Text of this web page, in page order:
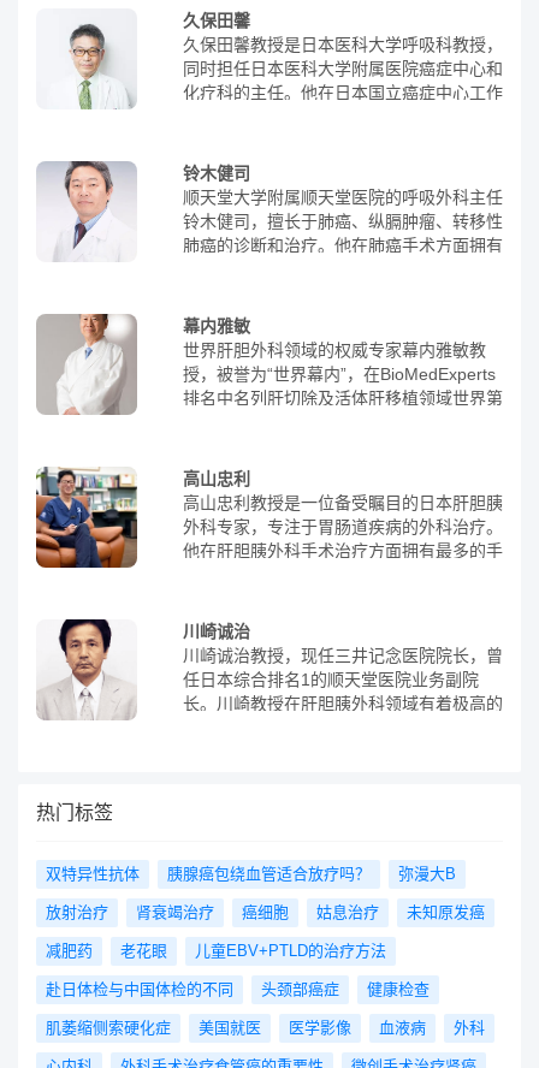
久保田馨
久保田馨教授是日本医科大学呼吸科教授，
同时担任日本医科大学附属医院癌症中心和
化疗科的主任。他在日本国立癌症中心工作
150多例化疗及靶向药物治疗的恶性肿瘤。
他还与北东日本研究机构(NEJ)和东京癌症
化疗研究会(TCOG)等机构合作参加临床试
验，其中包括NEJ01和NEJ02。久保田馨教
究为基础，开发了化疗方法。在肺癌的免疫
治疗方面，久保田馨教授领导组建了针对免
疫检查点抑制剂的“副作用管理团队
(ICMT)”，并编撰了《免疫检查点抑制剂副
久保田馨教授在间质性肺炎合并肺癌的研究
方面领先于日本同行，并率先开展临床试
验，受到同行好评。
铃木健司
顺天堂大学附属顺天堂医院的呼吸外科主任
铃木健司，擅长于肺癌、纵膈肿瘤、转移性
肺癌的诊断和治疗。他在肺癌手术方面拥有
是日本的领军人物。铃木健司教授被《读卖
新闻》评为日本肺癌手术知名大师。经他治
疗的患者五年生存率高达惊人的95%、合并
症发生率为欧美主要机构的1/5左右，这是
术-达芬奇机器人手术方面具有丰富的经
验，是世界达芬奇机器人设备研发团队核心
成员，他和他的团队发明了一种“革命性”微
创手术术式，还因此被邀请去美国讲学。铃
位，只需切除注射荧光染色剂的部分即可，
这种方法几乎不出血，令人惊叹。在顺天堂
医院，使用这种手术几乎不用考虑出血的问
题，而欧美目前还无法达到日本的水平。在
天堂医院只需6天。铃木健司教授所在的顺
天堂大学医学部附属顺天堂医院，是日本肺
癌外科的较高殿堂，也是日本较早引入达芬
奇手术的医院。在铃木教授就任前，该院呼
吸外科每年进行约80例肺癌手术。但在他
的领导下，该科室的手术数量有了显著的提
高。截至2015年，该科室已经完成了330例
手术，总手术件数增加到了540例，排名全
国第三。到了2019年，该院呼吸外科的手
幕内雅敏
世界肝胆外科领域的权威专家幕内雅敏教
授，被誉为“世界幕内”，在BioMedExperts
排名中名列肝切除及活体肝移植领域世界第
肝胆胰外科学会的多项权威奖项，如2010-
2017年度best doctor、2015年IASGO名誉
研究金、2014年日本超声医学会特别学会
奖、日本肝脏学会功劳奖等。NHK电视台
他根据自己近40年的从医经验著作的《幕
内肝脏外科学》被翻译成中文，成为肝胆胰
外科医生必读的书籍之一。
高山忠利
高山忠利教授是一位备受瞩目的日本肝胆胰
外科专家，专注于胃肠道疾病的外科治疗。
他在肝胆胰外科手术治疗方面拥有最多的手
科主任、日本大学医学部教授、日本肝脏学
会理事以及日本外科学会评议员。高山忠利
教授以细致加革新的态度领导着肝胆胰癌症
的外科治疗团队。他开发了“高山术式”，这
病院・朝日新聞》报道，2011年高山教授
在肝、胆、胰腺癌手术方面排名全国第一。
以“细致与创新，不断追求最佳的手术”为座
右铭的高山忠利教授在肝胆胰外科领域获得
了多项权威奖项，包括2001年第五届日本
肝病学会奖(织田奖)、2001年东京医学会医
学研究奖、2016年第六届日本胃肠病外科
奖(手术奖)、GB Ong’s Award・Asian
Surgical Association等。此外，高山教授还
川崎诚治
川崎诚治教授，现任三井记念医院院长，曾
任日本综合排名1的顺天堂医院业务副院
长。川崎教授在肝胆胰外科领域有着极高的
人的93%!远超日本的平均水平(据2016年末
统计，日本接受肝移植累积生存率为：死体
(脑死)肝移植生存率：5年82%;活体肝移植
生存率：5年78%)。另外，肝癌、胆管癌、
胰腺癌因恶性程度高、预后差，其发病率和
死亡率均位居前列，晚期患者平均生存期只
有3个月 ，是全世界面临的难题。日本历来
以消化系外科治疗闻名世界，尤其是肝癌、
胆癌、胰腺癌等肝胆胰疾病的治疗水平高于
热门标签
双特异性抗体 胰腺癌包绕血管适合放疗吗？ 弥漫大B
放射治疗 肾衰竭治疗 癌细胞 姑息治疗 未知原发癌
减肥药 老花眼 儿童EBV+PTLD的治疗方法
赴日体检与中国体检的不同 头颈部癌症 健康检查
肌萎缩侧索硬化症 美国就医 医学影像 血液病 外科